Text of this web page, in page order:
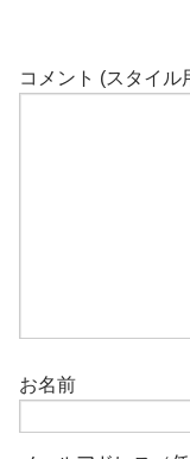
コメント (スタイ
お名前